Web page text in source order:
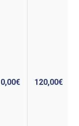
120,00€